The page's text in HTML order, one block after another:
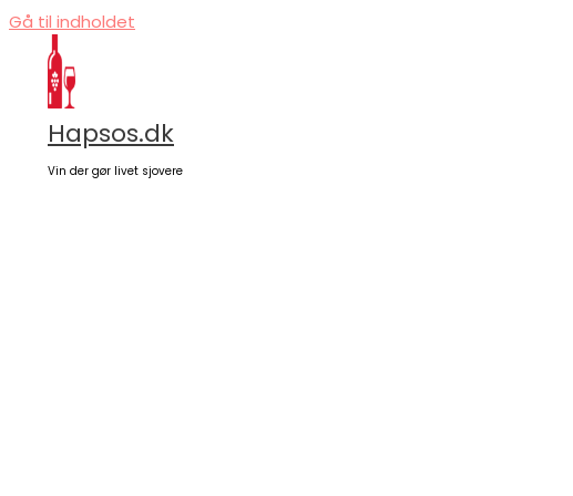
Gå til indholdet
Hapsos.dk
Vin der gør livet sjovere